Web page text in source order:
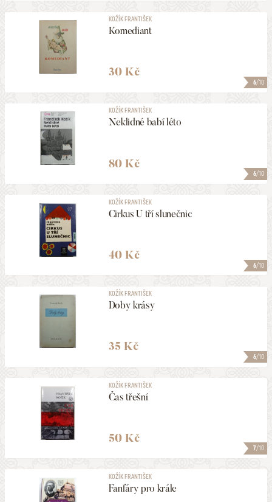
6/10
KOŽÍK FRANTIŠEK
Komediant
30 Kč
6/10
KOŽÍK FRANTIŠEK
Neklidné babí léto
80 Kč
6/10
KOŽÍK FRANTIŠEK
Cirkus U tří slunečnic
40 Kč
6/10
KOŽÍK FRANTIŠEK
Doby krásy
35 Kč
7/10
KOŽÍK FRANTIŠEK
Čas třešní
50 Kč
KOŽÍK FRANTIŠEK
Fanfáry pro krále